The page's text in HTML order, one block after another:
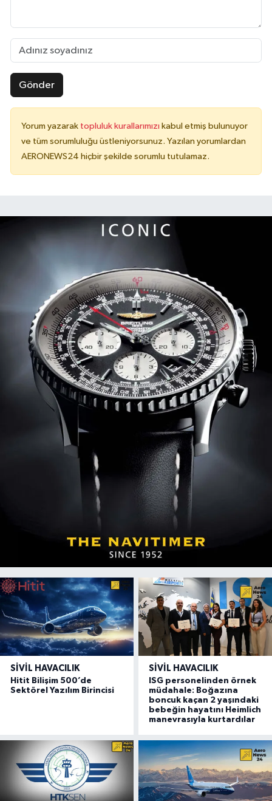
Gönder
Yorum yazarak topluluk kurallarımızı kabul etmiş bulunuyor
ve tüm sorumluluğu üstleniyorsunuz. Yazılan yorumlardan
AERONEWS24 hiçbir şekilde sorumlu tutulamaz.
SIVIL HAVACILIK
Hitit Bilişim 500’de
Sektörel Yazılım Birincisi
SIVIL HAVACILIK
ISG personelinden örnek
müdahale: Boğazına
boncuk kaçan 2 yaşındaki
bebeğin hayatını Heimlich
manevrasıyla kurtardılar